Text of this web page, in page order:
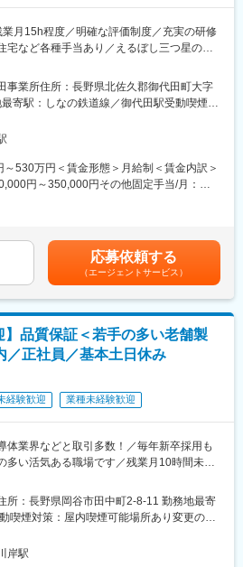
める業務
休日121日
なしで長期的なキャリア形成が可能
談）、福利厚生充実
ーとしての技術力＞同社は、単なる「総
合わせる」ことを重視し、自社保有技術を
新たに創出・進化させています。2017年に
にユーシンと経営統合し自律成長とM&Aの
、無線技術、アクセスメカニズムと、他に
ポートフォリオを構築しています。
月15h程度／明確な評価制度／充実の研修
宅など各種手当あり／えるぼし三つ星の働
て、品質管理体制の強化に伴う増員募集を
属部品で高い技術力を誇る当社では、歩留
顧客信頼向上のため、品質の専門家として
います。品質管理の経験を活かせるポジシ
。顧客対応やクレーム対応も含め、品質保
品質基準の向上を牽引いただきます。
（4M・フィッシュボーン等を用いた調
と現場との協働での実行
対応、報告書作成（Excel、PowerPoint
ュアルなどの文書作成・更新
質改善活動の推進（QCサークルなど）
部監査サポート、外部審査の対応
確認や是正処置のフォロー
「最後の砦」として重要な役割を担えるや
成果が見えやすい環境です
質のプロとして成長できる土台がありま
事業所住所：長野県北佐久郡御代田町大字
寄駅：しなの鉄道線／御代田駅受動喫煙対
の範囲：会社の定める事業所（リモートワ
～530万円＜賃金形態＞月給制＜賃金内訳＞
円～350,000円その他固定手当/月：
残業代（目安／15時間）：24200~35400円
の金額であり、選考を通じて上下する可能
額)は固定手当を含めた表記です。
応募依頼する
（エージェントサービス）
】品質保証＜若手の多い老舗製
／正社員／基本土日休み
経験歓迎 業種未経験歓迎
体業界などと取引多数！／毎年新卒採用も
多い活気ある職場です／残業月10時間未
募集しています！ ／／
出荷後の万が一の不具合やお客様からのク
所：長野県岡谷市田中町2-8-11 勤務地最寄
喫煙対策：屋内喫煙可能場所あり変更の範
岸駅